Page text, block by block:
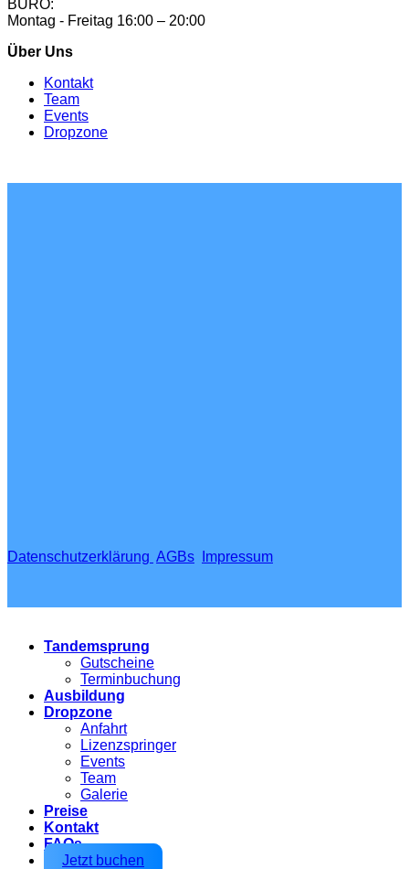
BÜRO:
Montag - Freitag 16:00 – 20:00
Über Uns
Kontakt
Team
Events
Dropzone
Datenschutzerklärung AGBs Impressum
Tandemsprung
Gutscheine
Terminbuchung
Ausbildung
Dropzone
Anfahrt
Lizenzspringer
Events
Team
Galerie
Preise
Kontakt
FAQs
Jetzt buchen